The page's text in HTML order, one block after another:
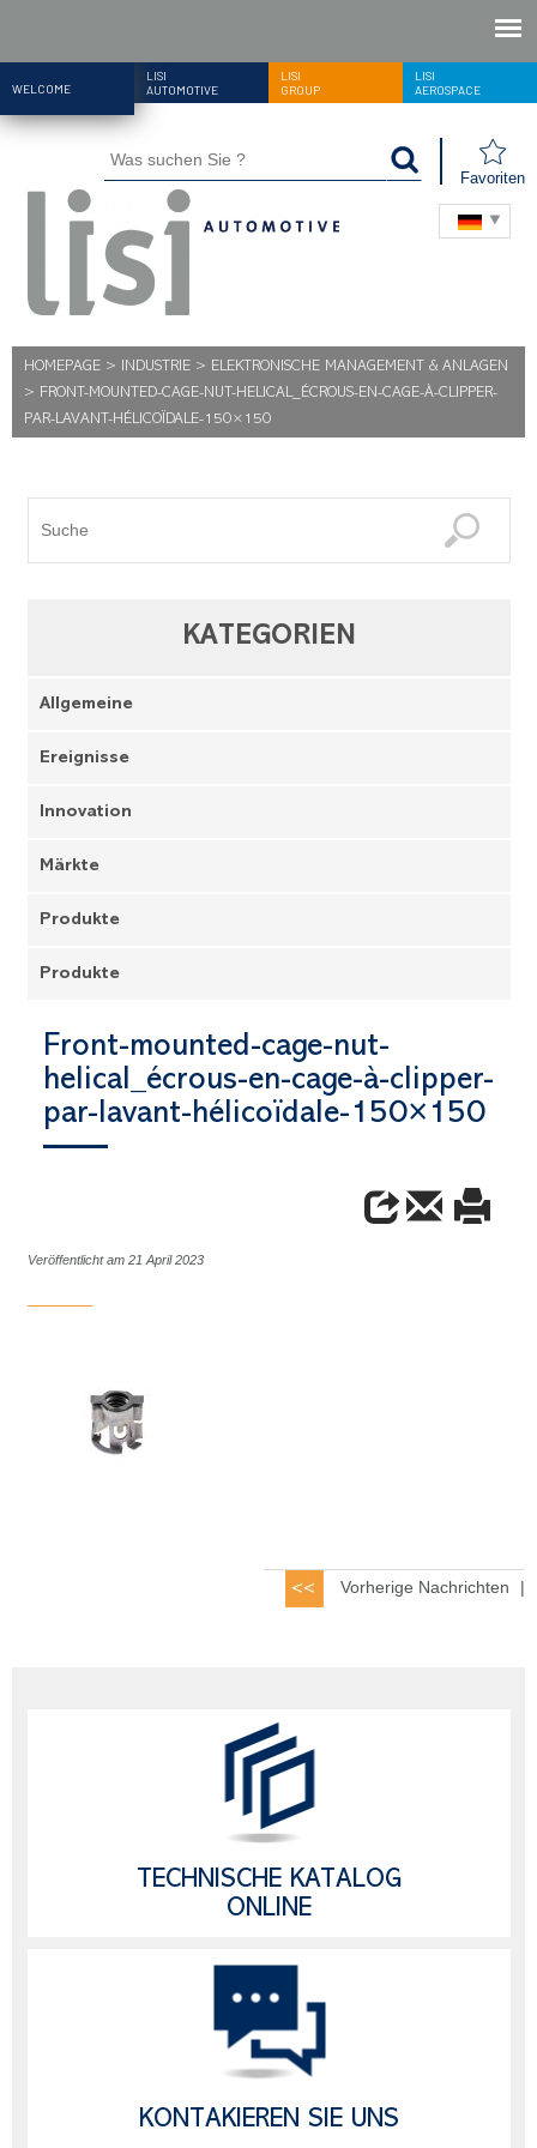
WELCOME
LISI
AUTOMOTIVE
LISI
GROUP
LISI
AEROSPACE
Favoriten
HOMEPAGE > INDUSTRIE > ELEKTRONISCHE MANAGEMENT & ANLAGEN
> FRONT-MOUNTED-CAGE-NUT-HELICAL_ÉCROUS-EN-CAGE-À-CLIPPER-
PAR-LAVANT-HÉLICOÏDALE-150×150
KATEGORIEN
Allgemeine
Ereignisse
Innovation
Märkte
Produkte
Produkte
Front-mounted-cage-nut-
helical_écrous-en-cage-à-clipper-
par-lavant-hélicoïdale-150×150
Veröffentlicht am 21 April 2023
Vorherige Nachrichten |
TECHNISCHE KATALOG
ONLINE
KONTAKIEREN SIE UNS